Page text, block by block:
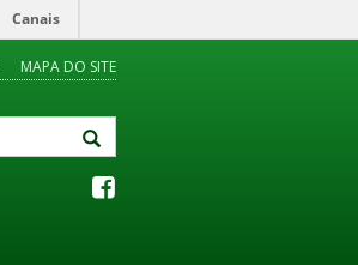
Canais
MAPA DO SITE